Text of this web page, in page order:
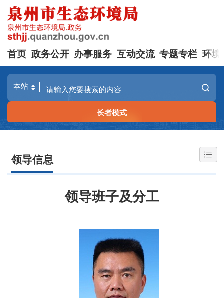
首页 政务公开 办事服务 互动交流 专题专栏 环境
长者模式
领导信息
领导班子及分工